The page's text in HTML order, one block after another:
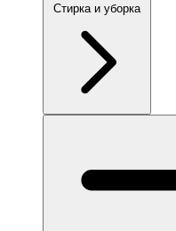
Стирка и уборка